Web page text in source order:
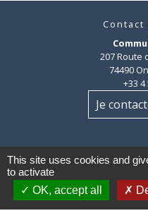
207 Route
74490
+33 4
Je
Mentions légales -
Accessibilité - Plan
This site uses cookies and
to activate
OK, accept all